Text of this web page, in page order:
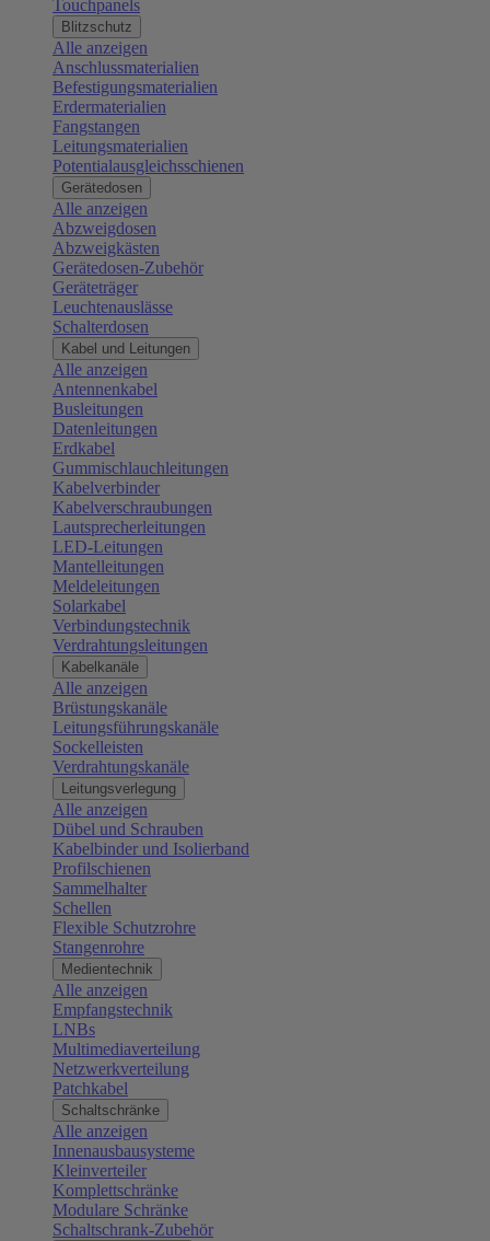
Touchpanels
Blitzschutz
Alle anzeigen
Anschlussmaterialien
Befestigungsmaterialien
Erdermaterialien
Fangstangen
Leitungsmaterialien
Potentialausgleichsschienen
Gerätedosen
Alle anzeigen
Abzweigdosen
Abzweigkästen
Gerätedosen-Zubehör
Geräteträger
Leuchtenauslässe
Schalterdosen
Kabel und Leitungen
Alle anzeigen
Antennenkabel
Busleitungen
Datenleitungen
Erdkabel
Gummischlauchleitungen
Kabelverbinder
Kabelverschraubungen
Lautsprecherleitungen
LED-Leitungen
Mantelleitungen
Meldeleitungen
Solarkabel
Verbindungstechnik
Verdrahtungsleitungen
Kabelkanäle
Alle anzeigen
Brüstungskanäle
Leitungsführungskanäle
Sockelleisten
Verdrahtungskanäle
Leitungsverlegung
Alle anzeigen
Dübel und Schrauben
Kabelbinder und Isolierband
Profilschienen
Sammelhalter
Schellen
Flexible Schutzrohre
Stangenrohre
Medientechnik
Alle anzeigen
Empfangstechnik
LNBs
Multimediaverteilung
Netzwerkverteilung
Patchkabel
Schaltschränke
Alle anzeigen
Innenausbausysteme
Kleinverteiler
Komplettschränke
Modulare Schränke
Schaltschrank-Zubehör